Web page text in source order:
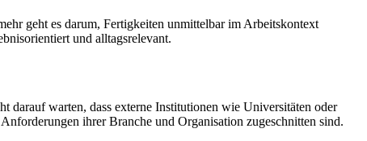
geht es darum, Fertigkeiten unmittelbar im Arbeitskontext
und alltagsrelevant.
darauf warten, dass externe Institutionen wie Universitäten oder
ihrer Branche und Organisation zugeschnitten sind.